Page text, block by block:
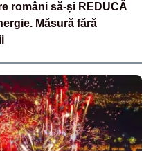
români să-și REDUCĂ
Măsură fără